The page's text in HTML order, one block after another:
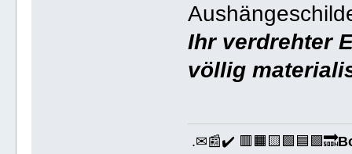
Ihr verdrehter
völlig
.✉📰✔️ 🟥🟧🟨🟩🟦🟪🔜